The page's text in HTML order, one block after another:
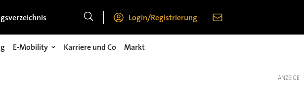
Login/Registrierung
E-Mobility Karriere und Co Markt
ANZEIGE